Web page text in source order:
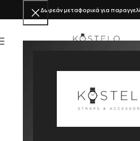
Δωρεάν μεταφορικά για